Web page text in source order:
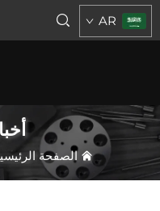
AR
الصفحة